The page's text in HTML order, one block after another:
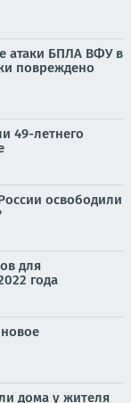
атаки БПЛА ВФУ в
повреждено
49-летнего
освободили
для
года
дома у жителя